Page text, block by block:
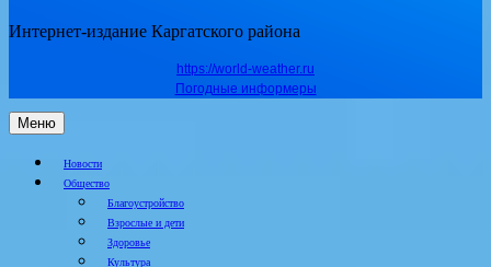
Интернет-издание Каргатского района
https://world-weather.ru
Погодные информеры
Меню
Новости
Общество
Благоустройство
Взрослые и дети
Здоровье
Культура